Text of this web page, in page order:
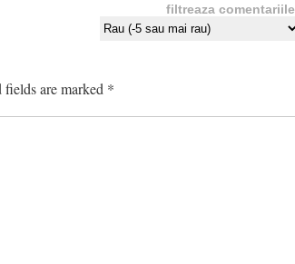
filtreaza comentariile
fields are marked *